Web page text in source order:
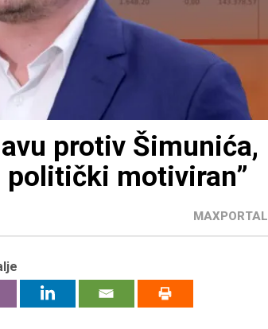
protiv Šimunića,
politički motiviran”
MAXPORTAL